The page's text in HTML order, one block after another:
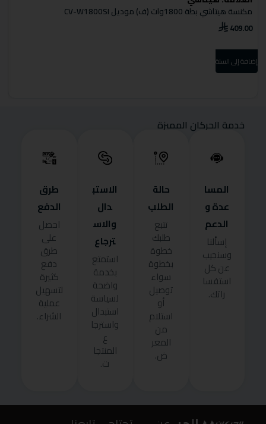
مكنسة هيتاشي بطة 1800وات (ف) موديل CV-W1800SI
409.00
إضافة إلى السلة
خدمة الحركان المميزة
المسا
عدة و
الدعم
إسألنا
وسنجيب
عن كل
استفسا
راتك.
حالة
الطلب
تتبع
طلبك
خطوة
بخطوة
سواء
توصيل
أو
استلام
من
المعر
ض.
الاستب
دال
والاس
ترجاع
استمتع
بخدمة
واضحة
لسياسة
استبدال
واسترجا
ع
المنتجا
ت.
طرق
الدفع
احصل
على
طرق
دفع
كثيرة
لتسهيل
عملية
الشراء.